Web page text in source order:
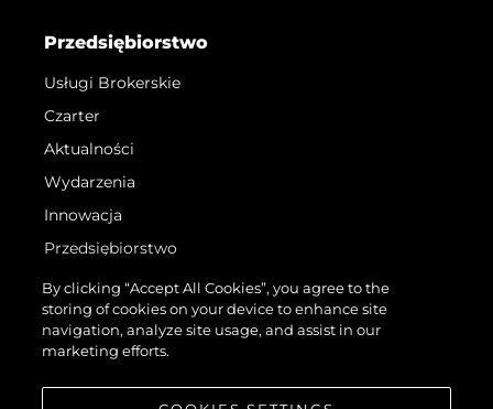
Przedsiębiorstwo
Usługi Brokerskie
Czarter
Aktualności
Wydarzenia
Innowacja
Przedsiębiorstwo
Zespół
Styl Życia
Tradycja
By clicking “Accept All Cookies”, you agree to the
storing of cookies on your device to enhance site
navigation, analyze site usage, and assist in our
marketing efforts.